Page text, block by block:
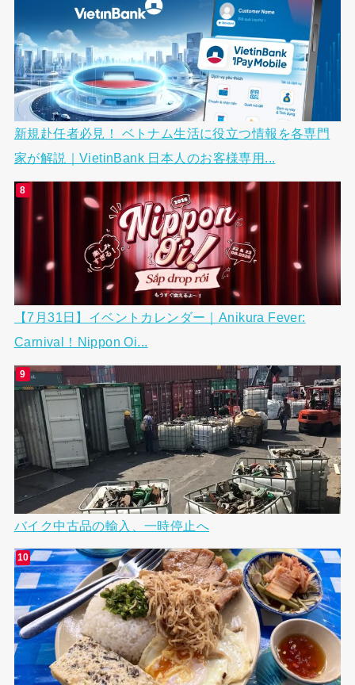
新規赴任者必見！ ベトナム生活に役立つ情報を各専門
家が解説｜VietinBank 日本人のお客様専用...
【7月31日】イベントカレンダー｜Anikura Fever:
Carnival！Nippon Oi...
バイク中古品の輸入、一時停止へ